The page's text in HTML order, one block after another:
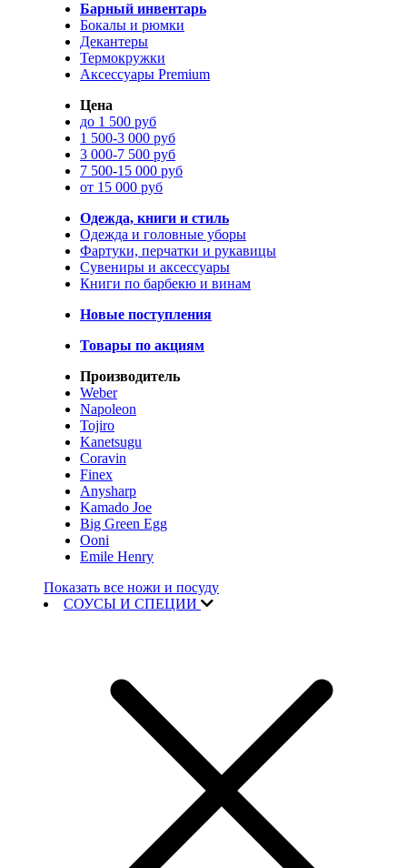
Барный инвентарь
Бокалы и рюмки
Декантеры
Термокружки
Аксессуары Premium
Цена
до 1 500 руб
1 500-3 000 руб
3 000-7 500 руб
7 500-15 000 руб
от 15 000 руб
Одежда, книги и стиль
Одежда и головные уборы
Фартуки, перчатки и рукавицы
Сувениры и аксессуары
Книги по барбекю и винам
Новые поступления
Товары по акциям
Производитель
Weber
Napoleon
Tojiro
Kanetsugu
Coravin
Finex
Anysharp
Kamado Joe
Big Green Egg
Ooni
Emile Henry
Показать все ножи и посуду
СОУСЫ И СПЕЦИИ